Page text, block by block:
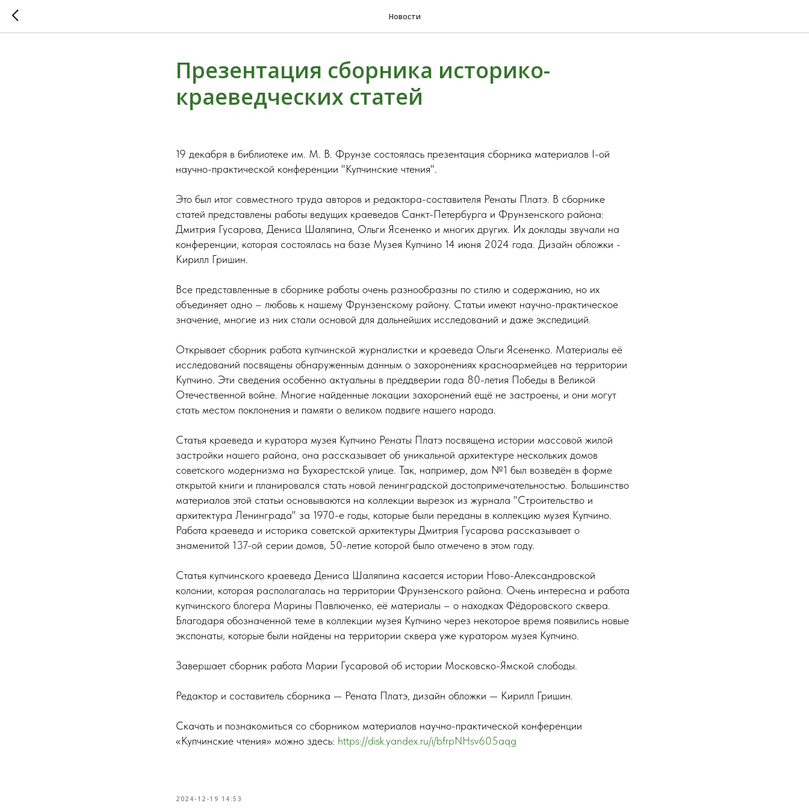
Новости
Презентация сборника историко-
краеведческих статей
19 декабря в библиотеке им. М. В. Фрунзе состоялась презентация сборника материалов I-ой
научно-практической конференции "Купчинские чтения".
Это был итог совместного труда авторов и редактора-составителя Ренаты Платэ. В сборнике
статей представлены работы ведущих краеведов Санкт-Петербурга и Фрунзенского района:
Дмитрия Гусарова, Дениса Шаляпина, Ольги Ясененко и многих других. Их доклады звучали на
конференции, которая состоялась на базе Музея Купчино 14 июня 2024 года. Дизайн обложки -
Кирилл Гришин.
Все представленные в сборнике работы очень разнообразны по стилю и содержанию, но их
объединяет одно – любовь к нашему Фрунзенскому району. Статьи имеют научно-практическое
значение, многие из них стали основой для дальнейших исследований и даже экспедиций.
Открывает сборник работа купчинской журналистки и краеведа Ольги Ясененко. Материалы её
исследований посвящены обнаруженным данным о захоронениях красноармейцев на территории
Купчино. Эти сведения особенно актуальны в преддверии года 80-летия Победы в Великой
Отечественной войне. Многие найденные локации захоронений ещё не застроены, и они могут
стать местом поклонения и памяти о великом подвиге нашего народа.
Статья краеведа и куратора музея Купчино Ренаты Платэ посвящена истории массовой жилой
застройки нашего района, она рассказывает об уникальной архитектуре нескольких домов
советского модернизма на Бухарестской улице. Так, например, дом №1 был возведён в форме
открытой книги и планировался стать новой ленинградской достопримечательностью. Большинство
материалов этой статьи основываются на коллекции вырезок из журнала "Строительство и
архитектура Ленинграда" за 1970-е годы, которые были переданы в коллекцию музея Купчино.
Работа краеведа и историка советской архитектуры Дмитрия Гусарова рассказывает о
знаменитой 137-ой серии домов, 50-летие которой было отмечено в этом году.
Статья купчинского краеведа Дениса Шаляпина касается истории Ново-Александровской
колонии, которая располагалась на территории Фрунзенского района. Очень интересна и работа
купчинского блогера Марины Павлюченко, её материалы – о находках Фёдоровского сквера.
Благодаря обозначенной теме в коллекции музея Купчино через некоторое время появились новые
экспонаты, которые были найдены на территории сквера уже куратором музея Купчино.
Завершает сборник работа Марии Гусаровой об истории Московско-Ямской слободы.
Редактор и составитель сборника — Рената Платэ, дизайн обложки — Кирилл Гришин.
Скачать и познакомиться со сборником материалов научно-практической конференции
«Купчинские чтения» можно здесь: https://disk.yandex.ru/i/bfrpNHsv605aqg
2024-12-19 14:53